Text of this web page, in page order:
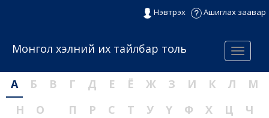
Нэвтрэх Ашиглах заавар
Menu
Монгол хэлний их тайлбар толь
А Б В Г Д Е Ё Ж З И К Л
М
Н
О П Р С Т У Ү Ф Х Ц
Ч